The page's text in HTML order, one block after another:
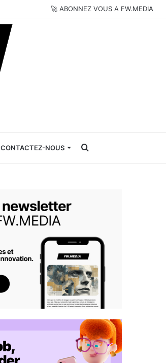
🚀 ABONNEZ VOUS A FW.MEDIA
CONTACTEZ-NOUS Rechercher